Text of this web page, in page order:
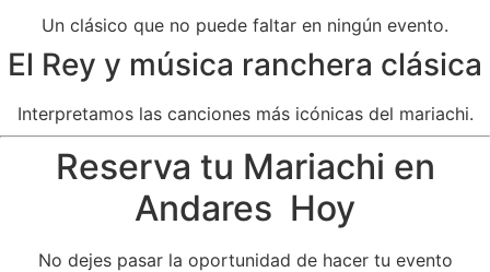
Un clásico que no puede faltar en ningún evento.
El Rey y música ranchera clásica
Interpretamos las canciones más icónicas del mariachi.
Reserva tu Mariachi en
Andares Hoy
No dejes pasar la oportunidad de hacer tu evento